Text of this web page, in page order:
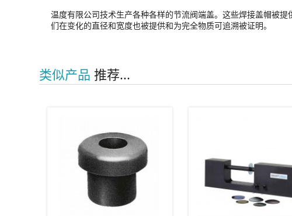
温度有限公司技术生产各种各样的节流阀端盖。这些焊接盖帽被
们在变化的直径和宽度也被提供和为完全物质可追溯被证明。
类似产品 推荐...